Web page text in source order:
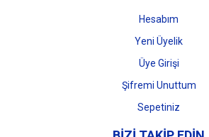
Hesabım
Yeni Üyelik
Üye Girişi
Şifremi Unuttum
Sepetiniz